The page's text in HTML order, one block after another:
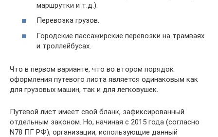
маршрутки и т.д.).
Перевозка грузов.
Городские пассажирские перевозки на трамваях
и троллейбусах.
Что в первом варианте, что во втором порядок
оформления путевого листа является одинаковым как
для грузовых машин, так и для легковушек.
Путевой лист имеет свой бланк, зафиксированный
отдельным законом. Но, начиная с 2015 года (согласно
N78 ПГ РФ), организации, использующие данный